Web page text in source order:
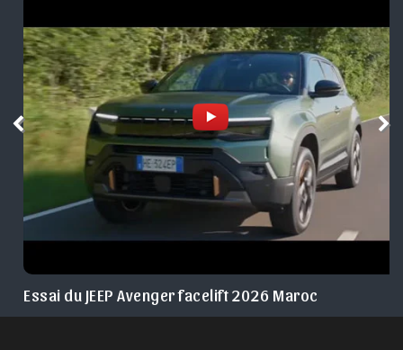
Essai du JEEP Avenger facelift 2026 Maroc